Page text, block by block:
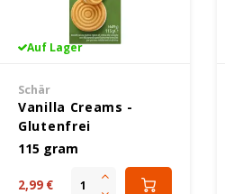
Auf Lager
Schär
Vanilla Creams -
Glutenfrei
115 gram
2,99 €